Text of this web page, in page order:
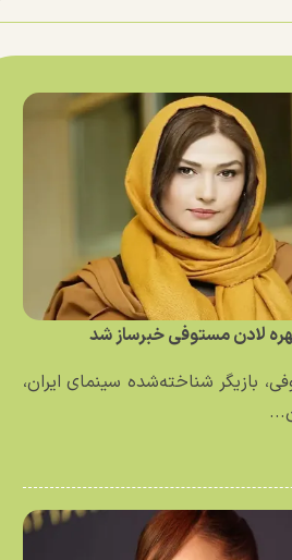
لادن مستوفی خبرساز شد
بازیگر شناخته‌شده سینمای ایران،